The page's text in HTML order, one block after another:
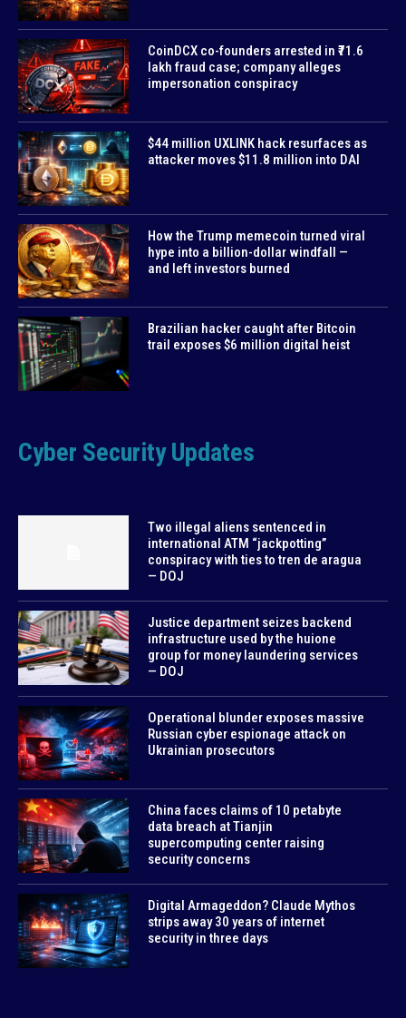
CoinDCX co-founders arrested in ₹71.6
lakh fraud case; company alleges
impersonation conspiracy
$44 million UXLINK hack resurfaces as
attacker moves $11.8 million into DAI
How the Trump memecoin turned viral
hype into a billion-dollar windfall —
and left investors burned
Brazilian hacker caught after Bitcoin
trail exposes $6 million digital heist
Cyber Security Updates
Two illegal aliens sentenced in
international ATM “jackpotting”
conspiracy with ties to tren de aragua
— DOJ
Justice department seizes backend
infrastructure used by the huione
group for money laundering services
— DOJ
Operational blunder exposes massive
Russian cyber espionage attack on
Ukrainian prosecutors
China faces claims of 10 petabyte
data breach at Tianjin
supercomputing center raising
security concerns
Digital Armageddon? Claude Mythos
strips away 30 years of internet
security in three days